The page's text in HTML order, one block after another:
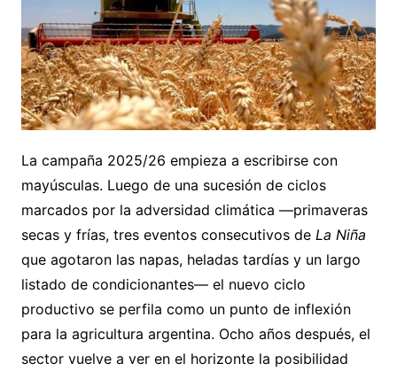
La campaña 2025/26 empieza a escribirse con
mayúsculas. Luego de una sucesión de ciclos
marcados por la adversidad climática —primaveras
secas y frías, tres eventos consecutivos de La Niña
que agotaron las napas, heladas tardías y un largo
listado de condicionantes— el nuevo ciclo
productivo se perfila como un punto de inflexión
para la agricultura argentina. Ocho años después, el
sector vuelve a ver en el horizonte la posibilidad